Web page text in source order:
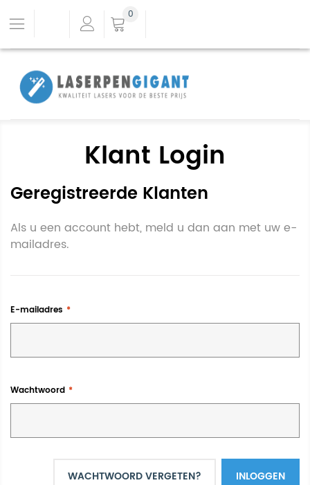
0
Klant Login
Geregistreerde Klanten
Als u een account hebt, meld u dan aan met uw e-
mailadres.
E-mailadres
Wachtwoord
INLOGGEN
WACHTWOORD VERGETEN?